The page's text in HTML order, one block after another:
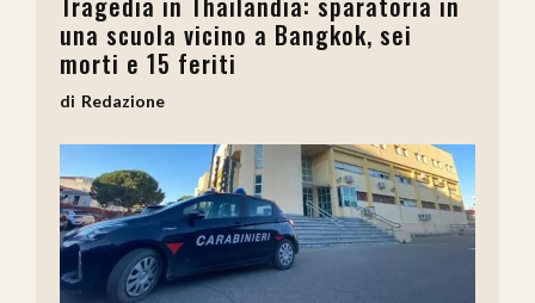
una scuola vicino a Bangkok, sei
morti e 15 feriti
Redazione